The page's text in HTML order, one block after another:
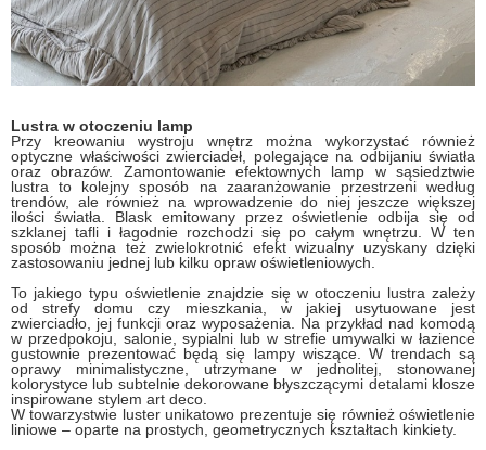
Lustra w otoczeniu lamp
Przy kreowaniu wystroju wnętrz można wykorzystać również
optyczne właściwości zwierciadeł, polegające na odbijaniu światła
oraz obrazów. Zamontowanie efektownych lamp w sąsiedztwie
lustra to kolejny sposób na zaaranżowanie przestrzeni według
trendów, ale również na wprowadzenie do niej jeszcze większej
ilości światła. Blask emitowany przez oświetlenie odbija się od
szklanej tafli i łagodnie rozchodzi się po całym wnętrzu. W ten
sposób można też zwielokrotnić efekt wizualny uzyskany dzięki
zastosowaniu jednej lub kilku opraw oświetleniowych.
To jakiego typu oświetlenie znajdzie się w otoczeniu lustra zależy
od strefy domu czy mieszkania, w jakiej usytuowane jest
zwierciadło, jej funkcji oraz wyposażenia. Na przykład nad komodą
w przedpokoju, salonie, sypialni lub w strefie umywalki w łazience
gustownie prezentować będą się lampy wiszące. W trendach są
oprawy minimalistyczne, utrzymane w jednolitej, stonowanej
kolorystyce lub subtelnie dekorowane błyszczącymi detalami klosze
inspirowane stylem art deco.
W towarzystwie luster unikatowo prezentuje się również oświetlenie
liniowe – oparte na prostych, geometrycznych kształtach kinkiety.